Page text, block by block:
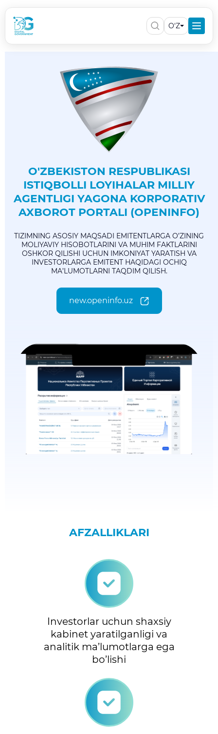
O'Z
O'ZBEKISTON RESPUBLIKASI
ISTIQBOLLI LOYIHALAR MILLIY
AGENTLIGI YAGONA KORPORATIV
AXBOROT PORTALI (OPENINFO)
TIZIMNING ASOSIY MAQSADI EMITENTLARGA O’ZINING
MOLIYAVIY HISOBOTLARINI VA MUHIM FAKTLARINI
OSHKOR QILISHI UCHUN IMKONIYAT YARATISH VA
INVESTORLARGA EMITENT HAQIDAGI OCHIQ
MA’LUMOTLARNI TAQDIM QILISH.
new.openinfo.uz
AFZALLIKLARI
Investorlar uchun shaxsiy
kabinet yaratilganligi va
analitik ma’lumotlarga ega
bo’lishi